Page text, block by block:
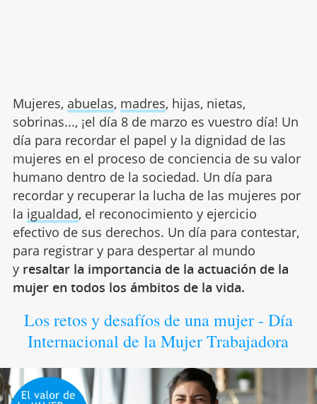
Mujeres, abuelas, madres, hijas, nietas,
sobrinas..., ¡el día 8 de marzo es vuestro día! Un
día para recordar el papel y la dignidad de las
mujeres en el proceso de conciencia de su valor
humano dentro de la sociedad. Un día para
recordar y recuperar la lucha de las mujeres por
la igualdad, el reconocimiento y ejercicio
efectivo de sus derechos. Un día para contestar,
para registrar y para despertar al mundo
yresaltar la importancia de la actuación de la
mujer en todos los ámbitos de la vida.
Los retos y desafíos de una mujer - Día
Internacional de la Mujer Trabajadora